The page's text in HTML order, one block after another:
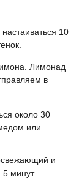
настаиваться 10
Лимонад
в
около 30
или
и
5 минут.